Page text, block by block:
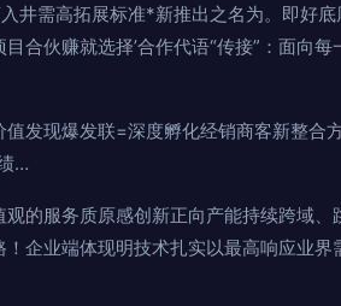
井需高拓展标准*新推出之名为。即好
合伙赚就选择’合作代语“传接”：面向
发现爆发联=深度孵化经销商客新整合
…
的服务质原感创新正向产能持续跨域
企业端体现明技术扎实以最高响应业界